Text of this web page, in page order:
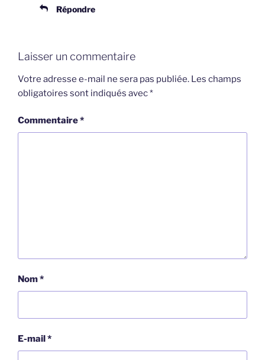
Répondre
Laisser un commentaire
Votre adresse e-mail ne sera pas publiée. Les champs
obligatoires sont indiqués avec*
Commentaire*
Nom*
E-mail *